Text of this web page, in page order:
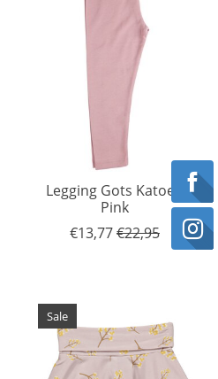
Legging Gots Katoen
Pink
€13,77€22,95
Sale